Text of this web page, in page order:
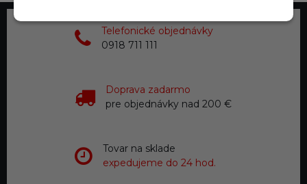
Telefonické objednávky
0918 711 111
Doprava zadarmo
pre objednávky nad 200 €
Tovar na sklade
expedujeme do 24 hod.